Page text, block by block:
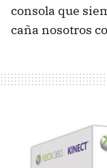
consola que
caña nosotros